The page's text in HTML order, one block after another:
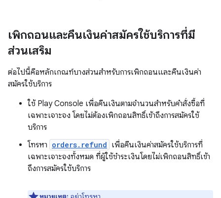
เพิกถอนและคืนเงินค่าสมัครใช้บริการที่มี
ส่วนเสริม
ต่อไปนี้คือหลักเกณฑ์บางส่วนสำหรับการเพิกถอนและคืนเงินค่า
สมัครใช้บริการ
ใช้ Play Console เพื่อคืนเงินตามจำนวนสำหรับคำสั่งซื้อที่
เฉพาะเจาะจง โดยไม่ต้องเพิกถอนสิทธิ์เข้าถึงการสมัครใช้
บริการ
โทรหา orders.refund เพื่อคืนเงินค่าสมัครใช้บริการที่
เฉพาะเจาะจงทั้งหมด ที่ผู้ใช้ชำระเงินโดยไม่เพิกถอนสิทธิ์เข้า
ถึงการสมัครใช้บริการ